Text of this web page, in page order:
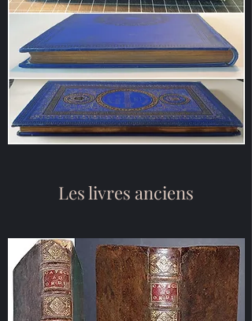
Les livres anciens